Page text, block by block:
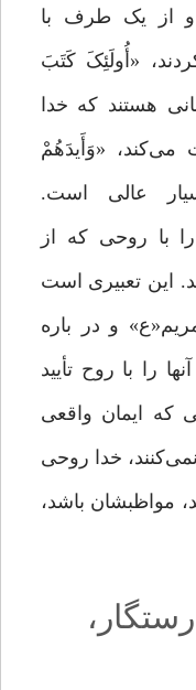
و از یک ‌طرف با
«أُولَئِکَ کَتَبَ
هستند که خدا
مى‌‌کند، «وَأَیدَهُمْ
عالى است.
با روحى که از
این تعبیرى است
و در باره
را با روح تأیید
که ایمان واقعى
خدا روحى
مواظبشان باشد،